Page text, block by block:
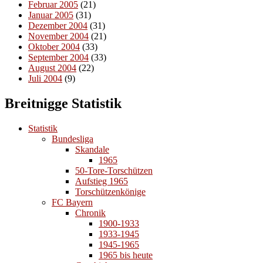
Februar 2005 (21)
Januar 2005 (31)
Dezember 2004 (31)
November 2004 (21)
Oktober 2004 (33)
September 2004 (33)
August 2004 (22)
Juli 2004 (9)
Breitnigge Statistik
Statistik
Bundesliga
Skandale
1965
50-Tore-Torschützen
Aufstieg 1965
Torschützenkönige
FC Bayern
Chronik
1900-1933
1933-1945
1945-1965
1965 bis heute